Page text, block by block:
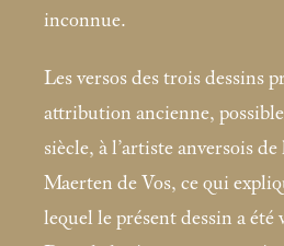
inconnue.
Les versos des trois dessins
attribution ancienne,
siècle, à l’artiste anversois
Maerten de Vos, ce qui
lequel le présent dessin a été